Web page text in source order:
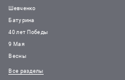
Шевченко
Батурина
40 лет Победы
9 Мая
Весны
Все разделы